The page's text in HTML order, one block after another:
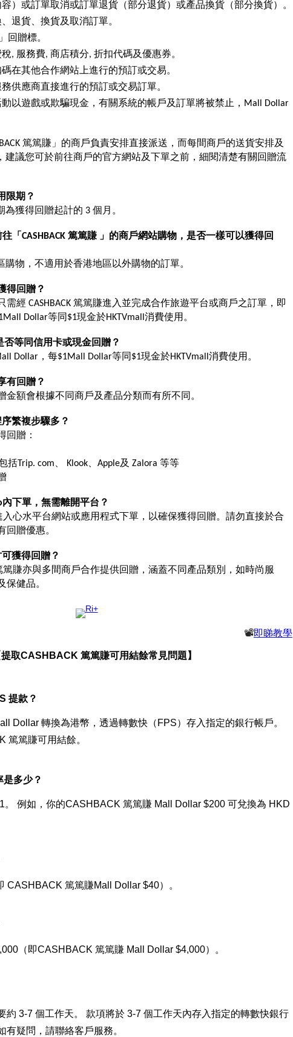
）或訂單取消或訂單退貨（部分退貨）或產品換貨（部分換貨）。
退貨、換貨及取消訂單。
回贈標。
, 服務費, 商店積分, 折扣代碼及優惠券。
在其他合作網站上進行的預訂或交易。
供應商直接進行的預訂或交易訂單。
以遊戲或欺騙現金，有關系統的帳戶及訂單將被禁止，Mall Dollar
篤篤賺」的商戶負責安排直接派送，而每間商戶的送貨安排及
建議您可於前往商戶的官方網站及下單之前，細閱清楚有關回贈流
限期？
為獲得回贈起計的 3 個月。
「CASHBACK 篤篤賺 」的商戶網站購物，是否一樣可以獲得回
購物，不適用於香港地區以外購物的訂單。
得回贈？
經 CASHBACK 篤篤賺進入並完成合作旅遊平台或商戶之訂單，即
Dollar等同$1現金於HKTVmall消費使用。
否等同信用卡或現金回贈？
Dollar，每$1Mall Dollar等同$1現金於HKTVmall消費使用。
有回贈？
金額會根據不同商戶及產品分類而有所不同。
序繁複步驟多？
回贈：
Trip. com、 Klook、Apple及 Zalora 等等
內下單，無需離開平台？
入心水平台網站或應用程式下單，以確保獲得回贈。請勿直接於合
回贈優惠。
可獲得回贈？
篤賺亦與多間商戶合作提供回贈，涵蓋不同產品類別，如時尚服
保健品。
📽️即睇教學
提取CASHBACK 篤篤賺可用結餘常見問題】
提款？
Dollar 轉換為港幣，透過轉數快（FPS）存入指定的銀行帳戶。
篤篤賺可用結餘。
多少？
。 例如，你的CASHBACK 篤篤賺 Mall Dollar $200 可兌換為 HKD
CASHBACK 篤篤賺Mall Dollar $40）。
（即CASHBACK 篤篤賺 Mall Dollar $4,000）。
約 3-7 個工作天。 款項將於 3-7 個工作天內存入指定的轉數快銀行
有疑問，請聯絡客戶服務。